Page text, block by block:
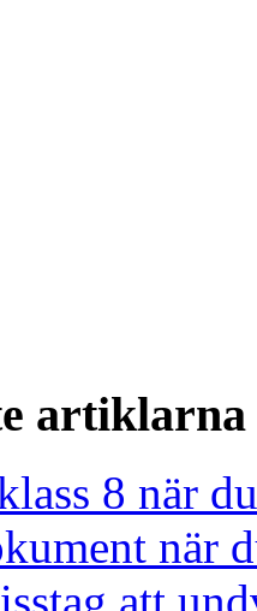
artiklarna
8 när
när